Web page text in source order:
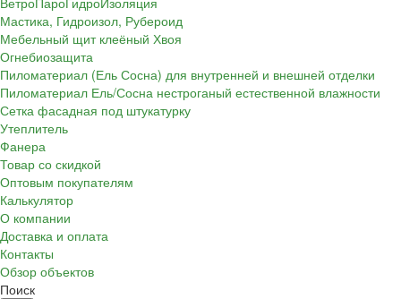
Мастика, Гидроизол, Рубероид
Мебельный щит клеёный Хвоя
Огнебиозащита
Пиломатериал (Ель Сосна) для внутренней и внешней отделки
Пиломатериал Ель/Сосна нестроганый естественной влажности
Сетка фасадная под штукатурку
Утеплитель
Фанера
Товар со скидкой
Оптовым покупателям
Калькулятор
О компании
Доставка и оплата
Контакты
Обзор объектов
Поиск